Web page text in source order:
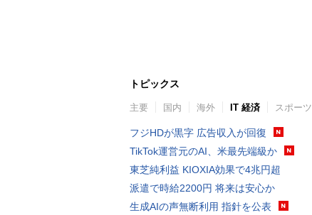
トピックス
主要 国内 海外 IT 経済 スポーツ
フジHDが黒字 広告収入が回復
TikTok運営元のAI、米最先端級か
東芝純利益 KIOXIA効果で4兆円超
派遣で時給2200円 将来は安心か
生成AIの声無断利用 指針を公表